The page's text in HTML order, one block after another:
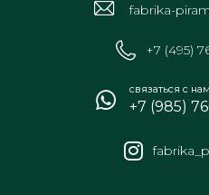
fabrika-
+7 (495)
связаться с
+7 (985)